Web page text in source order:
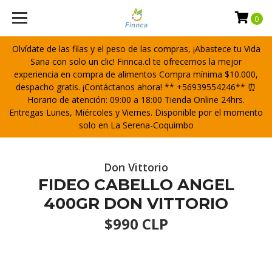
Olvídate de las filas y el peso de las compras, ¡Abastece tu Vida
Sana con solo un clic! Finnca.cl te ofrecemos la mejor
experiencia en compra de alimentos Compra mínima $10.000,
despacho gratis. ¡Contáctanos ahora! ** +56939554246** ⏰
Horario de atención: 09:00 a 18:00 Tienda Online 24hrs.
Entregas Lunes, Miércoles y Viernes. Disponible por el momento
solo en La Serena-Coquimbo
0
Don Vittorio
FIDEO CABELLO ANGEL
400GR DON VITTORIO
$990 CLP